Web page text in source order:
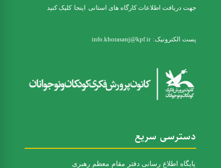
جهت دریافت اطلاعات کارگاه های استانی اینجا کلیک کنید
پست الکترونیک: info.khorasanj@kpf.ir
دسترسی سریع
پایگاه اطلاع رسانی دفتر مقام معظم رهبری